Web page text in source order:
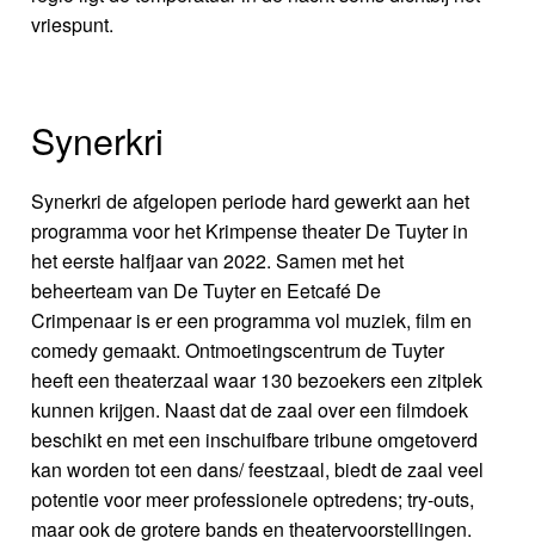
vriespunt.
Synerkri
Synerkri de afgelopen periode hard gewerkt aan het
programma voor het Krimpense theater De Tuyter in
het eerste halfjaar van 2022. Samen met het
beheerteam van De Tuyter en Eetcafé De
Crimpenaar is er een programma vol muziek, film en
comedy gemaakt. Ontmoetingscentrum de Tuyter
heeft een theaterzaal waar 130 bezoekers een zitplek
kunnen krijgen. Naast dat de zaal over een filmdoek
beschikt en met een inschuifbare tribune omgetoverd
kan worden tot een dans/ feestzaal, biedt de zaal veel
potentie voor meer professionele optredens; try-outs,
maar ook de grotere bands en theatervoorstellingen.